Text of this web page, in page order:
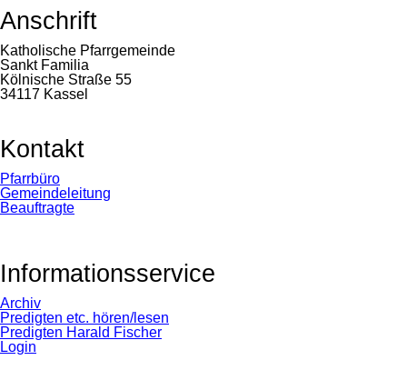
Anschrift
Katholische Pfarrgemeinde
Sankt Familia
Kölnische Straße 55
34117 Kassel
Kontakt
Navigation
überspringen
Pfarrbüro
Gemeindeleitung
Beauftragte
Informationsservice
Navigation
überspringen
Archiv
Predigten etc. hören/lesen
Predigten Harald Fischer
Login